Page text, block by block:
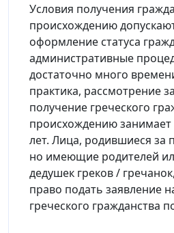
Условия получения
происхождению
оформление статуса
административные
достаточно много
практика, рассмотрение
получение греческого
происхождению занимает
лет. Лица, родившиеся за
но имеющие родителей
дедушек греков /
право подать заявление
греческого гражданства